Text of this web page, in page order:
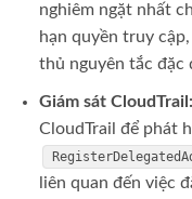
nghiêm ngặt nhất
hạn quyền truy
thủ nguyên tắc đặc
Giám sát CloudTrail:
CloudTrail để phát
liên quan đến việc